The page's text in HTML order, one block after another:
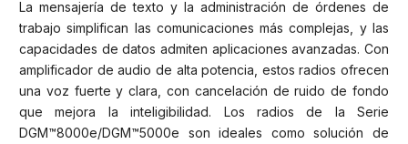
La mensajería de texto y la administración de órdenes de
trabajo simplifican las comunicaciones más complejas, y las
capacidades de datos admiten aplicaciones avanzadas. Con
amplificador de audio de alta potencia, estos radios ofrecen
una voz fuerte y clara, con cancelación de ruido de fondo
que mejora la inteligibilidad. Los radios de la Serie
DGM™8000e/DGM™5000e son ideales como solución de